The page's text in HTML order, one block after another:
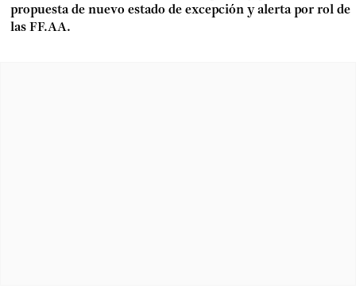
propuesta de nuevo estado de excepción y alerta por rol de
las FF.AA.